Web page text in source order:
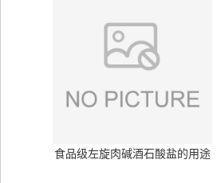
食品级左旋肉碱酒石酸盐的用途